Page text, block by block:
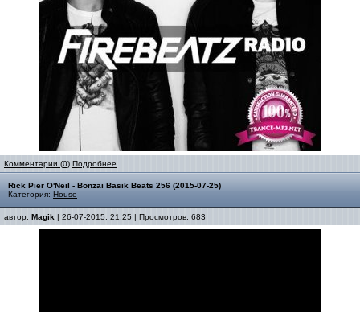
Комментарии (0) Подробнее
Rick Pier O'Neil - Bonzai Basik Beats 256 (2015-07-25)
Категория: House
автор: Magik | 26-07-2015, 21:25 | Просмотров: 683